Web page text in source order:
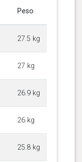
Peso
27.5 kg
27 kg
26.9 kg
26 kg
25.8 kg